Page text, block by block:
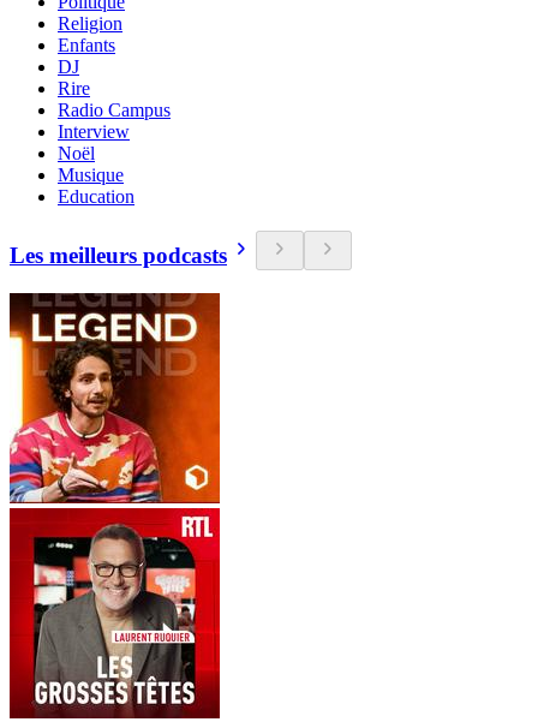
Religion
Enfants
DJ
Rire
Radio Campus
Interview
Noël
Musique
Education
Les meilleurs podcasts